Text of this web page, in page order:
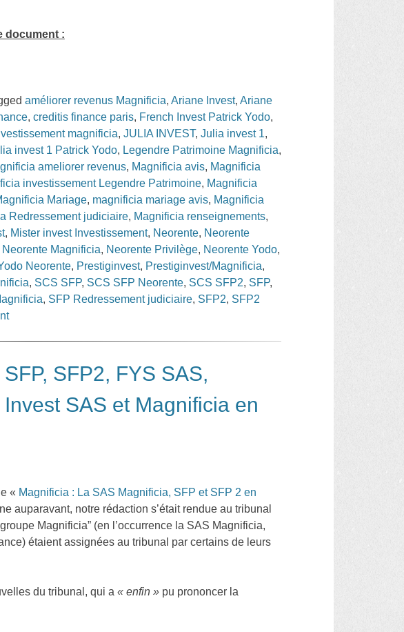
document :
améliorer revenus Magnificia,Ariane Invest,Ariane
,creditis finance paris, French Invest Patrick Yodo,
magnificia,JULIA INVEST,Julia invest 1,
invest 1 Patrick Yodo, Legendre Patrimoine Magnificia,
ameliorer revenus, Magnificia avis, Magnificia
investissement Legendre Patrimoine, Magnificia
Mariage, magnificia mariage avis, Magnificia
Redressement judiciaire, Magnificia renseignements,
, Mister invest Investissement, Neorente, Neorente
Neorente Magnificia, Neorente Privilège, Neorente Yodo,
Neorente, Prestiginvest, Prestiginvest/Magnificia,
, SCS SFP, SCS SFP Neorente, SCS SFP2, SFP,
, SFP Redressement judiciaire, SFP2, SFP2
SFP2, FYS SAS,
SAS et Magnificia en
« Magnificia : La SAS Magnificia, SFP et SFP 2 en
auparavant, notre rédaction s’était rendue au tribunal
Magnificia” (en l’occurrence la SAS Magnificia,
étaient assignées au tribunal par certains de leurs
du tribunal, qui a« enfin » pu prononcer la